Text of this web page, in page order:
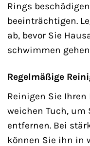
Rings
beeinträchtigen.
ab, bevor Sie
schwimmen
Regelmäßige
Reinigen Sie
weichen Tuch, um
entfernen. Bei
können Sie ihn in